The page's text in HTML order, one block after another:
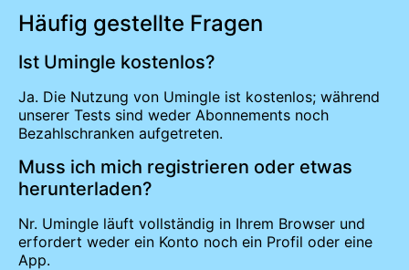
Häufig gestellte Fragen
Ist Umingle kostenlos?
Ja. Die Nutzung von Umingle ist kostenlos; während
unserer Tests sind weder Abonnements noch
Bezahlschranken aufgetreten.
Muss ich mich registrieren oder etwas
herunterladen?
Nr. Umingle läuft vollständig in Ihrem Browser und
erfordert weder ein Konto noch ein Profil oder eine
App.